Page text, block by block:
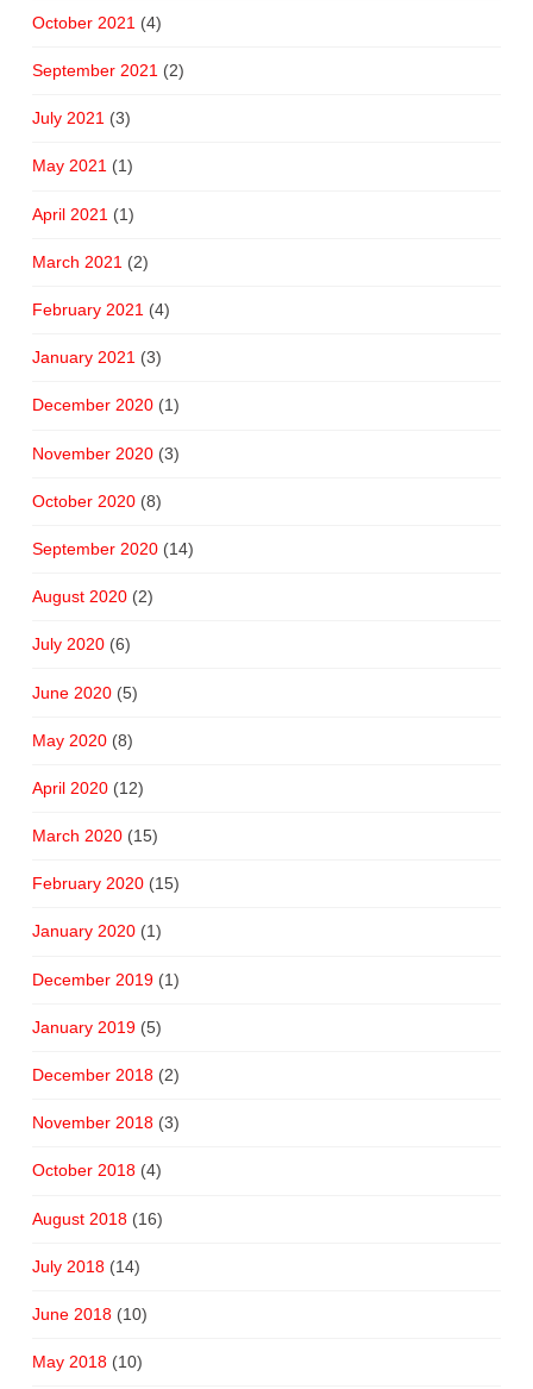
October 2021 (4)
September 2021 (2)
July 2021(3)
May 2021(1)
April 2021 (1)
March 2021 (2)
February 2021 (4)
January 2021(3)
December 2020(1)
November 2020(3)
October 2020(8)
September 2020(14)
August 2020(2)
July 2020(6)
June 2020(5)
May 2020(8)
April 2020(12)
March 2020(15)
February 2020(15)
January 2020(1)
December 2019(1)
January 2019(5)
December 2018(2)
November 2018(3)
October 2018(4)
August 2018(16)
July 2018(14)
June 2018(10)
May 2018(10)